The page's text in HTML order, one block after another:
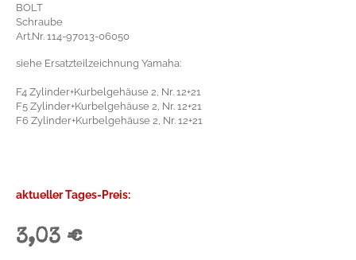
BOLT
Schraube
Art.Nr. 114-97013-06050
siehe Ersatzteilzeichnung Yamaha:
F4 Zylinder+Kurbelgehäuse 2, Nr. 12+21
F5 Zylinder+Kurbelgehäuse 2, Nr. 12+21
F6 Zylinder+Kurbelgehäuse 2, Nr. 12+21
aktueller Tages-Preis:
3,03 €